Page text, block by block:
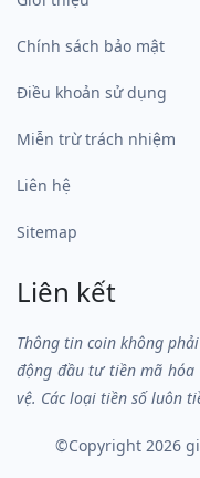
Chính sách bảo mật
Điều khoản sử dụng
Miễn trừ trách nhiệm
Liên hệ
Sitemap
Liên kết
Thông tin coin không
động đầu tư tiền mã
vệ. Các loại tiền số luôn
©Copyright 2026